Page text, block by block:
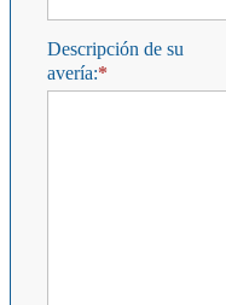
Descripción de su
avería: